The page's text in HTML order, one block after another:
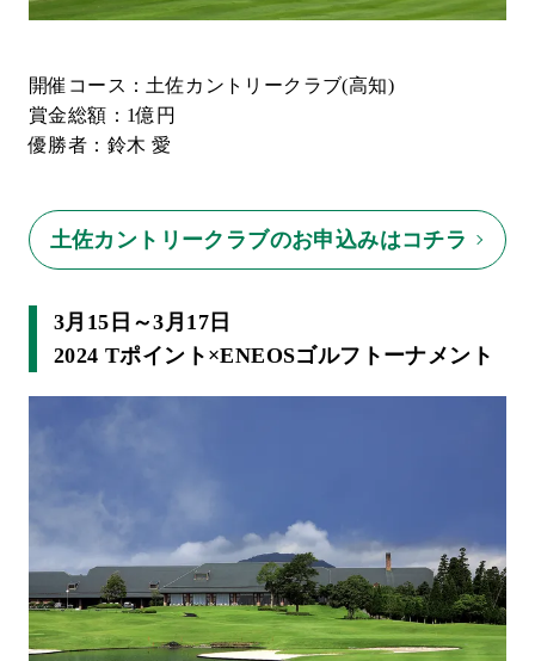
開催コース：土佐カントリークラブ(高知)
賞金総額：1億円
優勝者：鈴木 愛
土佐カントリークラブのお申込みはコチラ
3月15日～3月17日
2024 Tポイント×ENEOSゴルフトーナメント